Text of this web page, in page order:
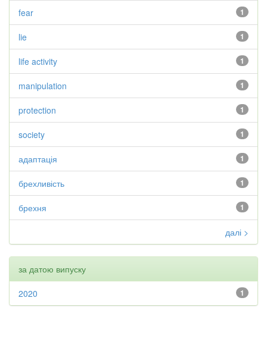
1
fear
1
lie
1
life activity
1
manipulation
1
protection
1
society
1
адаптація
1
брехливість
1
брехня
далі >
за датою випуску
1
2020